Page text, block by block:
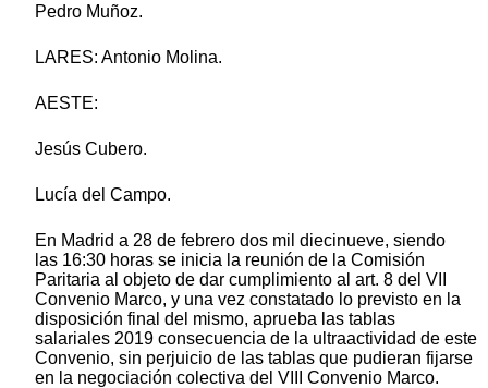
Pedro Muñoz.
LARES: Antonio Molina.
AESTE:
Jesús Cubero.
Lucía del Campo.
En Madrid a 28 de febrero dos mil diecinueve, siendo
las 16:30 horas se inicia la reunión de la Comisión
Paritaria al objeto de dar cumplimiento al art. 8 del VII
Convenio Marco, y una vez constatado lo previsto en la
disposición final del mismo, aprueba las tablas
salariales 2019 consecuencia de la ultraactividad de este
Convenio, sin perjuicio de las tablas que pudieran fijarse
en la negociación colectiva del VIII Convenio Marco.